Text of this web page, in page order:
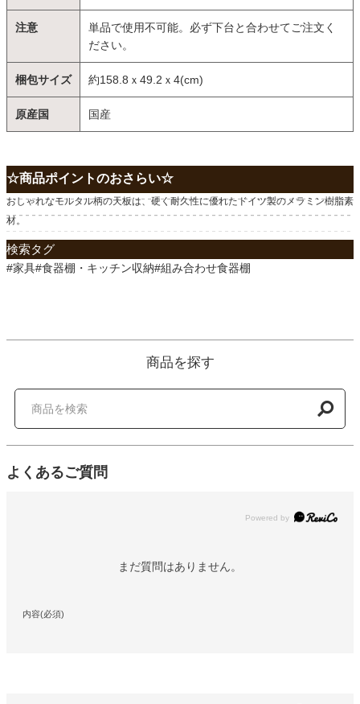
注意
単品で使用不可能。必ず下台と合わせてご注文く
ださい。
梱包サイズ 約158.8ｘ49.2ｘ4(cm)
原産国 国産
☆商品ポイントのおさらい☆
おしゃれなモルタル柄の天板は、硬く耐久性に優れたドイツ製のメラミン樹脂素
材。
検索タグ
#家具#食器棚・キッチン収納#組み合わせ食器棚
商品を探す
よくあるご質問
Powered by
まだ質問はありません。
内容(必須)